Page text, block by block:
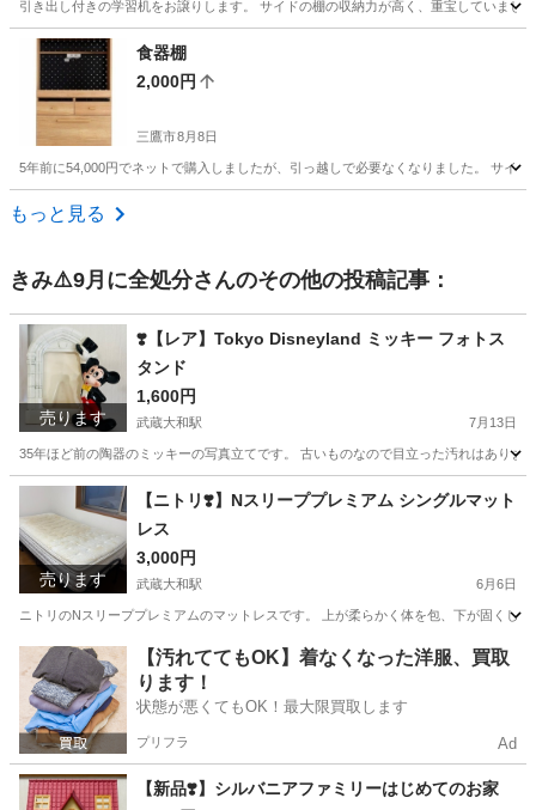
引き出し付きの学習机をお譲りします。 サイドの棚の収納力が高く、重宝していま
東京 大田区 オフィス用家具
食器棚
2,000円
三鷹市8月8日
5年前に54,000円でネットで購入しましたが、引っ越しで必要なくなりました。 サイ
東京 三鷹市
もっと見る
きみ⚠️9月に全処分さんのその他の投稿記事：
売ります
❣️【レア】Tokyo Disneyland ミッキー フォトス
タンド
1,600円
武蔵大和駅 7月13日
35年ほど前の陶器のミッキーの写真立てです。 古いものなので目立った汚れはあり
東京 東大和市 武蔵大和駅 生活雑貨 ミッキー
売ります
【ニトリ❣️】Nスリーププレミアム シングルマット
レス
3,000円
武蔵大和駅 6月6日
ニトリのNスリーププレミアムのマットレスです。 上が柔らかく体を包、下が固くし
東京 東大和市 武蔵大和駅 家具 スリーププレミアム
【汚れててもOK】着なくなった洋服、買取
ります！
状態が悪くてもOK！最大限買取します
プリフラ Ad
【新品❣️】シルバニアファミリーはじめてのお家